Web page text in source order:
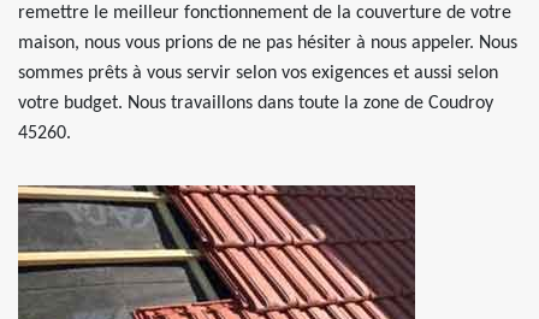
remettre le meilleur fonctionnement de la couverture de votre
maison, nous vous prions de ne pas hésiter à nous appeler. Nous
sommes prêts à vous servir selon vos exigences et aussi selon
votre budget. Nous travaillons dans toute la zone de Coudroy
45260.